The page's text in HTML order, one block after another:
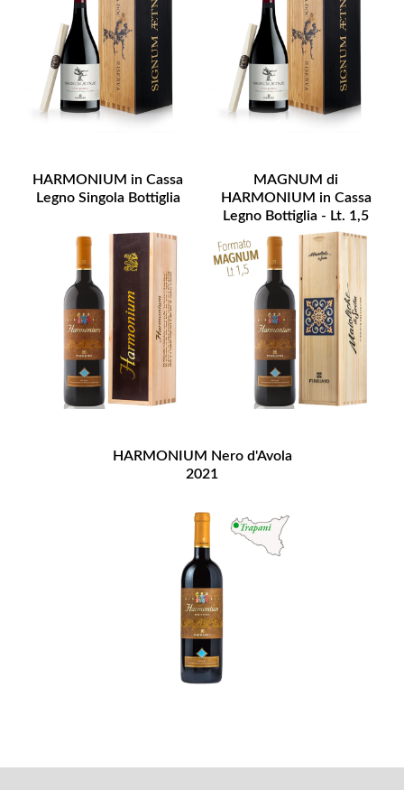
HARMONIUM in Cassa
Legno Singola Bottiglia
MAGNUM di
HARMONIUM in Cassa
Legno Bottiglia - Lt. 1,5
Disponibilità Limitata
HARMONIUM Nero d'Avola
2021